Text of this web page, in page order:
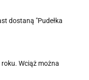
dostaną "Pudełka
Wciąż można